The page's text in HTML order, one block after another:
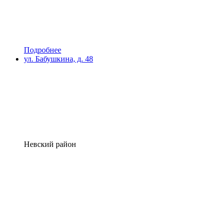
Подробнее
ул. Бабушкина, д. 48
Невский район